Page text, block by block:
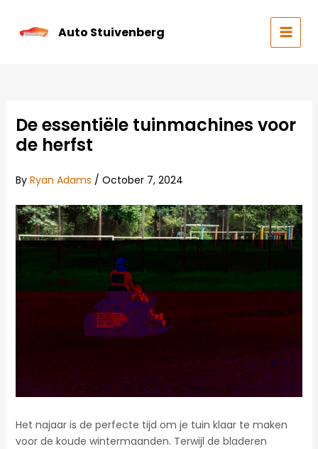
content
Auto Stuivenberg
MAIN
De essentiële tuinmachines voor
de herfst
By Ryan Adams / October 7, 2024
Het najaar is de perfecte tijd om je tuin klaar te maken
voor de koude wintermaanden. Terwijl de bladeren